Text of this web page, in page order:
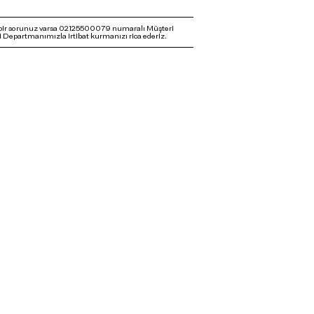
sorunuz varsa 02125500079 numaralı Müşteri
irtibat kurmanızı rica ederiz.